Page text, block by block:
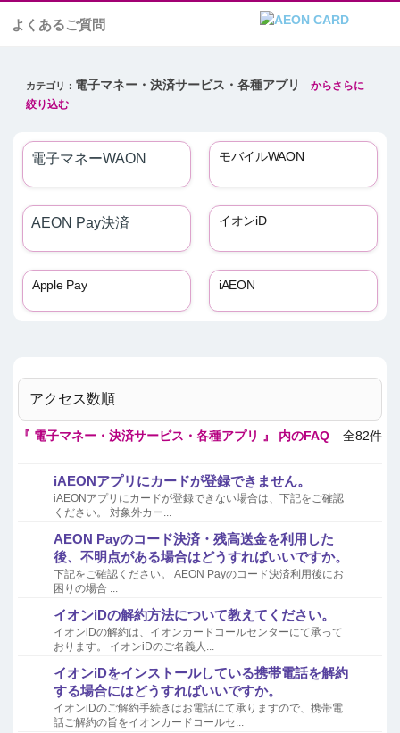
よくあるご質問
電子マネー・決済サービス・各種アプリ
電子マネーWAON モバイルWAON
AEON Pay決済 イオンiD
Apple Pay iAEON
『 電子マネー・決済サービス・各種アプリ 』 内のFAQ 全82件
iAEONアプリにカードが登録できません。
iAEONアプリにカードが登録できない場合は、下記をご確認
ください。 対象外カー...
AEON Payのコード決済・残高送金を利用した
後、不明点がある場合はどうすればいいですか。
下記をご確認ください。 AEON Payのコード決済利用後にお
困りの場合 ...
イオンiDの解約方法について教えてください。
イオンiDの解約は、イオンカードコールセンターにて承って
おります。 イオンiDのご名義人...
イオンiDをインストールしている携帯電話を解約
する場合にはどうすればいいですか。
イオンiDのご解約手続きはお電話にて承りますので、携帯電
話ご解約の旨をイオンカードコールセ...